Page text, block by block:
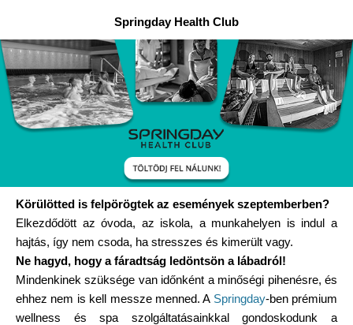
Springday Health Club
Körülötted is felpörögtek az események szeptemberben?
Elkezdődött az óvoda, az iskola, a munkahelyen is indul a
hajtás, így nem csoda, ha stresszes és kimerült vagy.
Ne hagyd, hogy a fáradtság ledöntsön a lábadról!
Mindenkinek szüksége van időnként a minőségi pihenésre, és
ehhez nem is kell messze menned. A Springday-ben prémium
wellness és spa szolgáltatásainkkal gondoskodunk a